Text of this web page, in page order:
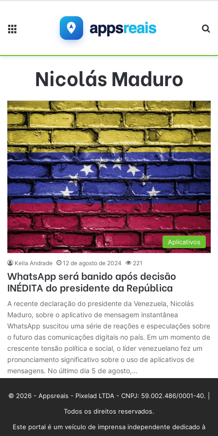
Nicolás Maduro
Aplicativos
Keila Andrade 12 de agosto de 2024 221
WhatsApp será banido após decisão
INÉDITA do presidente da República
A recente declaração do presidente da Venezuela, Nicolás
Maduro, sobre o aplicativo de mensagem instantânea
WhatsApp suscitou uma série de reações e especulações sobre
o futuro das comunicações digitais no país. Em um momento de
crescente tensão política e social, o líder venezuelano fez um
pronunciamento significativo sobre o uso de aplicativos de
mensagens. No último dia 5 de agosto,…
© 2026 - Appsreais - Pixelad LTDA - CNPJ: 59.002.486/0001-40. |
Todos os direitos reservados.
Este portal é um veículo de imprensa independente dedicado à